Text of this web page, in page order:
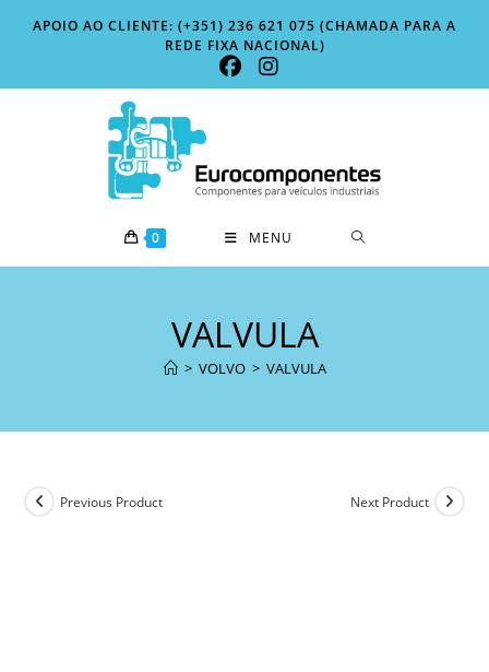
APOIO AO CLIENTE: (+351) 236 621 075 (CHAMADA PARA A
REDE FIXA NACIONAL)
0 MENU
VALVULA
> VOLVO > VALVULA
Previous Product Next Product